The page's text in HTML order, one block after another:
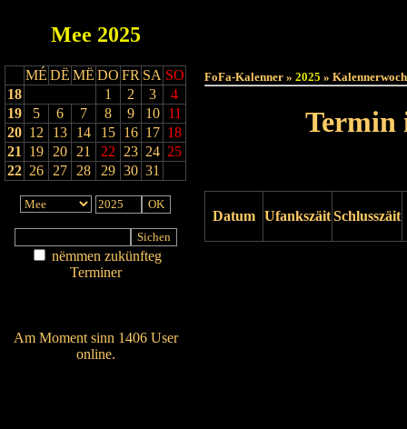
Mee 2025
MÉ DË MË DO FR SA SO
18
1 2 3
4
19
5 6 7 8 9 10
11
20 12 13 14 15 16 17 18
21
19 20 21 22 23 24 25
22 26 27 28 29 30 31
nëmmen zukünfteg
Terminer
Am Moment sinn 1406 User
online.
FoFa-Kalenner » 2025 »
Termin
Datum UfankszäitSchlusszäit